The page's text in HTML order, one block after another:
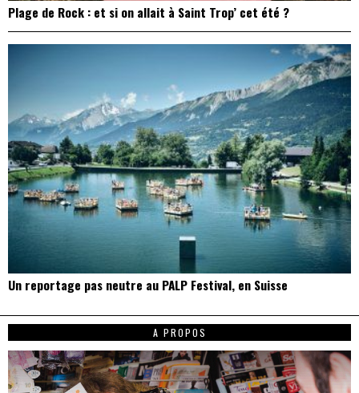
Plage de Rock : et si on allait à Saint Trop’ cet été ?
Un reportage pas neutre au PALP Festival, en Suisse
A PROPOS